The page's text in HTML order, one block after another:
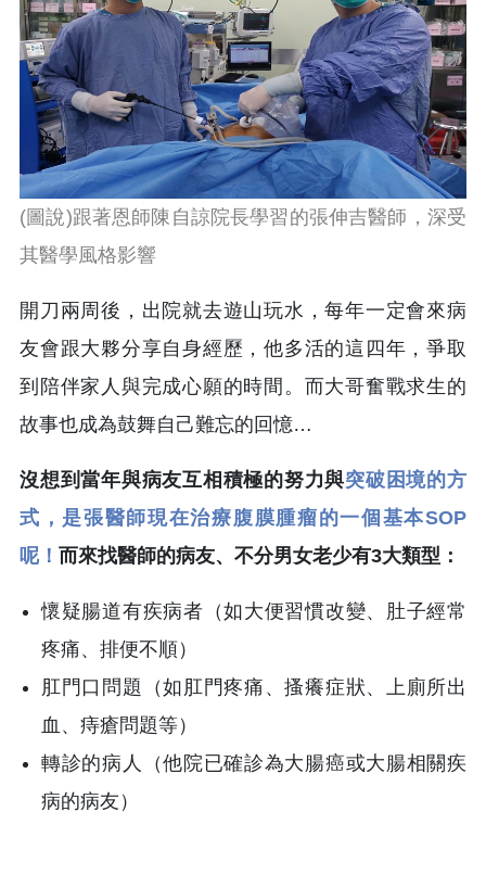
(圖說)跟著恩師陳自諒院長學習的張伸吉醫師，深受
其醫學風格影響
開刀兩周後，出院就去遊山玩水，每年一定會來病
友會跟大夥分享自身經歷，他多活的這四年，爭取
到陪伴家人與完成心願的時間。而大哥奮戰求生的
故事也成為鼓舞自己難忘的回憶…
沒想到當年與病友互相積極的努力與突破困境的方
式，是張醫師現在治療腹膜腫瘤的一個基本SOP
呢！ 而來找醫師的病友、不分男女老少有3大類型：
懷疑腸道有疾病者（如大便習慣改變、肚子經常
疼痛、排便不順）
肛門口問題
（如肛門疼痛、搔癢症狀、上廁所出
血、痔瘡問題等）
轉診的病人
（他院已確診為大腸癌或大腸相關疾
病的病友 ）